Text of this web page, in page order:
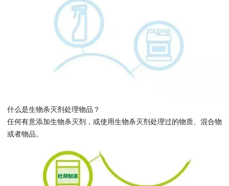
什么是生物杀灭剂处理物品？
任何有意添加生物杀灭剂，或使用生物杀灭剂处理过的物质、混合物
或者物品。